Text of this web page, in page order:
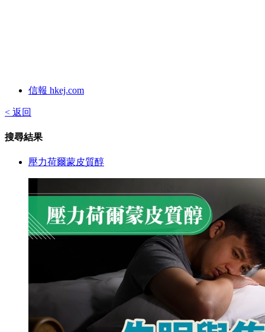
信報 hkej.com
< 返回
搜尋結果
壓力荷爾蒙皮質醇